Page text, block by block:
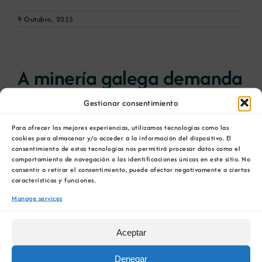
Gestionar consentimiento
Para ofrecer las mejores experiencias, utilizamos tecnologías como las
cookies para almacenar y/o acceder a la información del dispositivo. El
consentimiento de estas tecnologías nos permitirá procesar datos como el
comportamiento de navegación o las identificaciones únicas en este sitio. No
consentir o retirar el consentimiento, puede afectar negativamente a ciertas
características y funciones.
Manage services
Aceptar
Denegar
9 Outubro, 2015
A minería galega demanda
á Xunta actuacións a favor
do sector
A Cámara Oficial Mineira de Galicia presentou
na Consellería de [...]
8 Outubro, 2015